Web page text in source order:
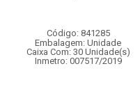
Código: 841285
Embalagem: Unidade
Caixa Com: 30 Unidade(s)
Inmetro: 007517/2019